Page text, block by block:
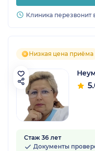
Клиника перезвонит
Низкая цена приёма
Стаж 36 лет
Документы